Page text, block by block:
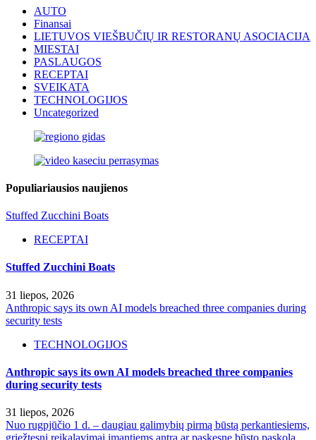
AUTO
Finansai
LIETUVOS VIEŠBUČIŲ IR RESTORANŲ ASOCIACIJA
MIESTAI
PASLAUGOS
RECEPTAI
SVEIKATA
TECHNOLOGIJOS
Uncategorized
Populiariausios naujienos
Stuffed Zucchini Boats
RECEPTAI
Stuffed Zucchini Boats
31 liepos, 2026
Anthropic says its own AI models breached three companies during
security tests
TECHNOLOGIJOS
Anthropic says its own AI models breached three companies
during security tests
31 liepos, 2026
Nuo rugpjūčio 1 d. – daugiau galimybių pirmą būstą perkantiesiems,